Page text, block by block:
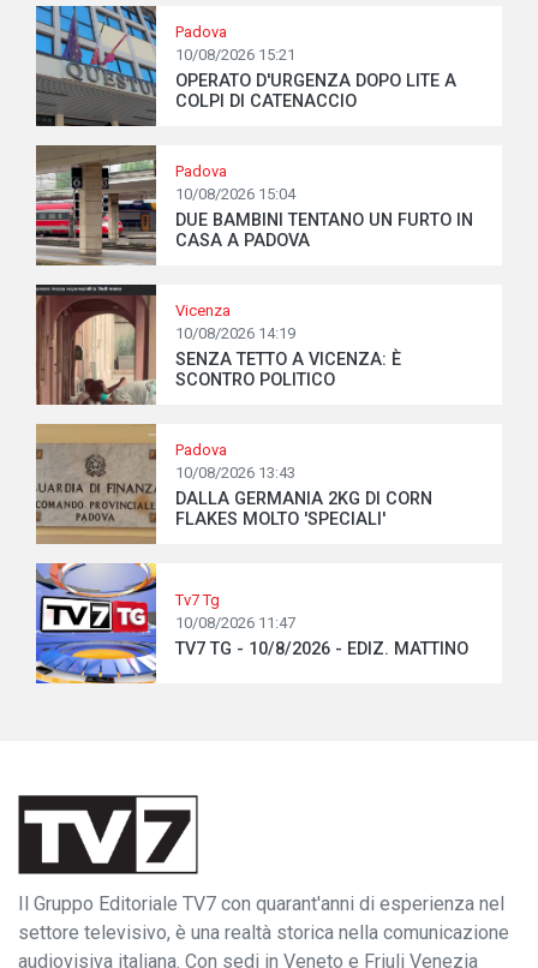
Padova
10/08/2026 15:21
OPERATO D'URGENZA DOPO LITE A
COLPI DI CATENACCIO
Padova
10/08/2026 15:04
DUE BAMBINI TENTANO UN FURTO IN
CASA A PADOVA
Vicenza
10/08/2026 14:19
SENZA TETTO A VICENZA: È
SCONTRO POLITICO
Padova
10/08/2026 13:43
DALLA GERMANIA 2KG DI CORN
FLAKES MOLTO 'SPECIALI'
Tv7 Tg
10/08/2026 11:47
TV7 TG - 10/8/2026 - EDIZ. MATTINO
Il Gruppo Editoriale TV7 con quarant'anni di esperienza nel
settore televisivo, è una realtà storica nella comunicazione
audiovisiva italiana. Con sedi in Veneto e Friuli Venezia